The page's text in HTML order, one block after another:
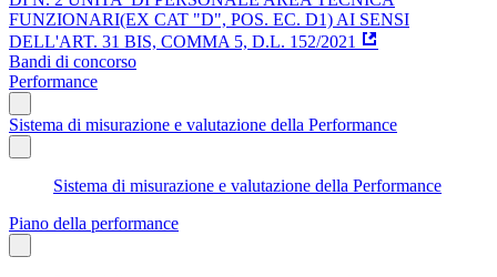
FUNZIONARI(EX CAT "D", POS. EC. D1) AI SENSI
DELL'ART. 31 BIS, COMMA 5, D.L. 152/2021
Bandi di concorso
Performance
Sistema di misurazione e valutazione della Performance
Sistema di misurazione e valutazione della Performance
Piano della performance